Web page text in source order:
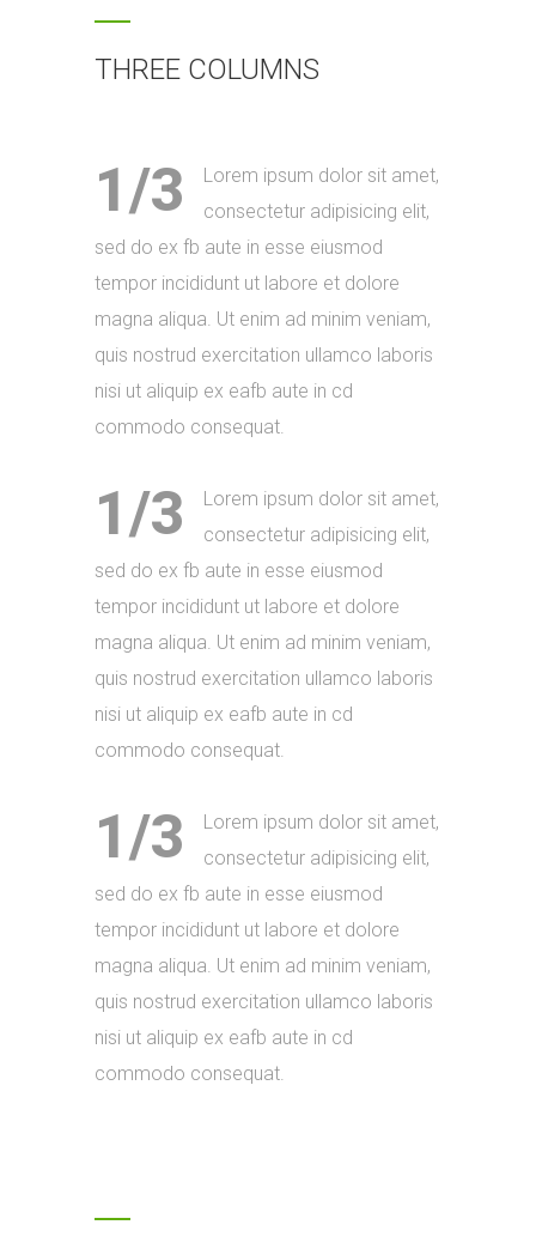
THREE COLUMNS
1/3
Lorem ipsum dolor sit amet,
consectetur adipisicing elit,
sed do ex fb aute in esse eiusmod
tempor incididunt ut labore et dolore
magna aliqua. Ut enim ad minim veniam,
quis nostrud exercitation ullamco laboris
nisi ut aliquip ex eafb aute in cd
commodo consequat.
1/3
Lorem ipsum dolor sit amet,
consectetur adipisicing elit,
sed do ex fb aute in esse eiusmod
tempor incididunt ut labore et dolore
magna aliqua. Ut enim ad minim veniam,
quis nostrud exercitation ullamco laboris
nisi ut aliquip ex eafb aute in cd
commodo consequat.
1/3
Lorem ipsum dolor sit amet,
consectetur adipisicing elit,
sed do ex fb aute in esse eiusmod
tempor incididunt ut labore et dolore
magna aliqua. Ut enim ad minim veniam,
quis nostrud exercitation ullamco laboris
nisi ut aliquip ex eafb aute in cd
commodo consequat.